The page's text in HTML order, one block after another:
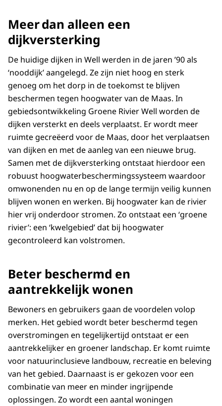
Meer dan alleen een
dijkversterking
De huidige dijken in Well werden in de jaren ’90 als
‘nooddijk’ aangelegd. Ze zijn niet hoog en sterk
genoeg om het dorp in de toekomst te blijven
beschermen tegen hoogwater van de Maas. In
gebiedsontwikkeling Groene Rivier Well worden de
dijken versterkt en deels verplaatst. Er wordt meer
ruimte gecreëerd voor de Maas, door het verplaatsen
van dijken en met de aanleg van een nieuwe brug.
Samen met de dijkversterking ontstaat hierdoor een
robuust hoogwaterbeschermingssysteem waardoor
omwonenden nu en op de lange termijn veilig kunnen
blijven wonen en werken. Bij hoogwater kan de rivier
hier vrij onderdoor stromen. Zo ontstaat een ‘groene
rivier’: een ‘kwelgebied’ dat bij hoogwater
gecontroleerd kan volstromen.
Beter beschermd en
aantrekkelijk wonen
Bewoners en gebruikers gaan de voordelen volop
merken. Het gebied wordt beter beschermd tegen
overstromingen en tegelijkertijd ontstaat er een
aantrekkelijker en groener landschap. Er komt ruimte
voor natuurinclusieve landbouw, recreatie en beleving
van het gebied. Daarnaast is er gekozen voor een
combinatie van meer en minder ingrijpende
oplossingen. Zo wordt een aantal woningen